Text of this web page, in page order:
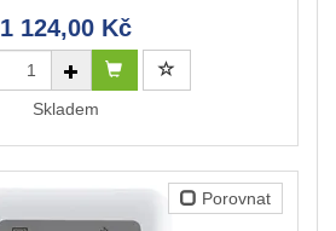
1 124,00 Kč
Skladem
Porovnat